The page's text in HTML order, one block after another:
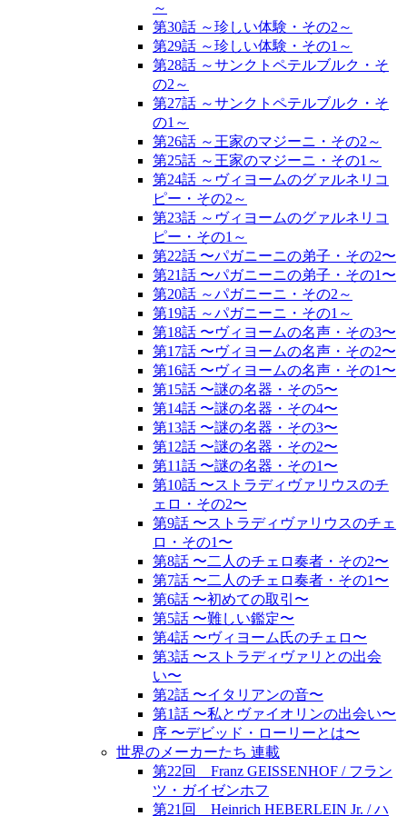
～
第30話 ～珍しい体験・その2～
第29話 ～珍しい体験・その1～
第28話 ～サンクトペテルブルク・そ
の2～
第27話 ～サンクトペテルブルク・そ
の1～
第26話 ～王家のマジーニ・その2～
第25話 ～王家のマジーニ・その1～
第24話 ～ヴィヨームのグァルネリコ
ピー・その2～
第23話 ～ヴィヨームのグァルネリコ
ピー・その1～
第22話 〜パガニーニの弟子・その2〜
第21話 〜パガニーニの弟子・その1〜
第20話 ～パガニーニ・その2～
第19話 ～パガニーニ・その1～
第18話 〜ヴィヨームの名声・その3〜
第17話 〜ヴィヨームの名声・その2〜
第16話 〜ヴィヨームの名声・その1〜
第15話 〜謎の名器・その5〜
第14話 〜謎の名器・その4〜
第13話 〜謎の名器・その3〜
第12話 〜謎の名器・その2〜
第11話 〜謎の名器・その1〜
第10話 〜ストラディヴァリウスのチ
ェロ・その2〜
第9話 〜ストラディヴァリウスのチェ
ロ・その1〜
第8話 〜二人のチェロ奏者・その2〜
第7話 〜二人のチェロ奏者・その1〜
第6話 〜初めての取引〜
第5話 〜難しい鑑定〜
第4話 〜ヴィヨーム氏のチェロ〜
第3話 〜ストラディヴァリとの出会
い〜
第2話 〜イタリアンの音〜
第1話 〜私とヴァイオリンの出会い〜
序 〜デビッド・ローリーとは〜
世界のメーカーたち 連載
第22回 Franz GEISSENHOF / フラン
ツ・ガイゼンホフ
第21回 Heinrich HEBERLEIN Jr. / ハ